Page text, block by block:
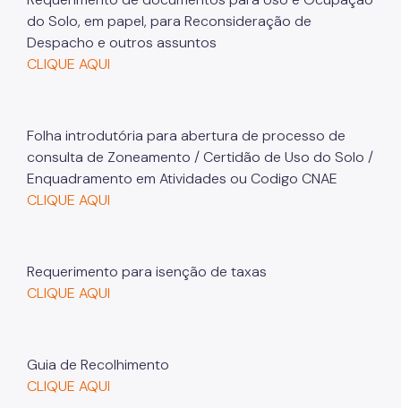
Projetos Urbanos
Portal de Licenciamento
Aprova Rápido
Controle do uso
Certificado de Acessibilidade
Estação Rádio-Base
do Solo, em papel, para Reconsideração de
Despacho e outros assuntos
CLIQUE AQUI
Folha introdutória para abertura de processo de
consulta de Zoneamento / Certidão de Uso do Solo /
Enquadramento em Atividades ou Codigo CNAE
CLIQUE AQUI
Requerimento para isenção de taxas
CLIQUE AQUI
Guia de Recolhimento
CLIQUE AQUI